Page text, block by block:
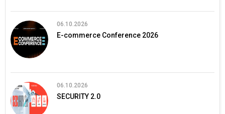
06.10.2026
E-commerce Conference 2026
06.10.2026
SECURITY 2.0